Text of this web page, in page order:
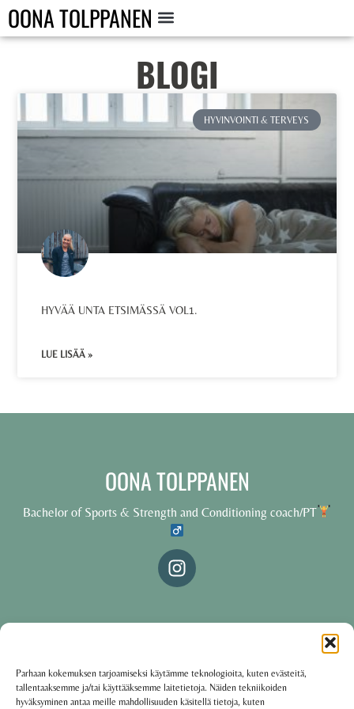
Parhaan kokemuksen tarjoamiseksi käytämme teknologioita, kuten evästeitä,
tallentaaksemme ja/tai käyttääksemme laitetietoja. Näiden tekniikoiden
hyväksyminen antaa meille mahdollisuuden käsitellä tietoja, kuten
OONA TOLPPANEN
BLOGI
HYVINVOINTI & TERVEYS
HYVÄÄ UNTA ETSIMÄSSÄ VOL1.
LUE LISÄÄ »
OONA TOLPPANEN
Bachelor of Sports & Strength and Conditioning coach/PT
Käyttöehdot·Tietosuojakäytäntö